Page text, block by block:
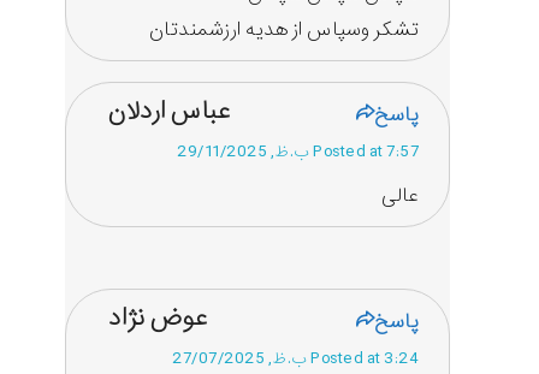
تشکر وسپاس از هدیه ارزشمندتان
عباس اردلان پاسخ
Posted at 7:57 ب.ظ, 29/11/2025
عالی
عوض نژاد پاسخ
Posted at 3:24 ب.ظ, 27/07/2025